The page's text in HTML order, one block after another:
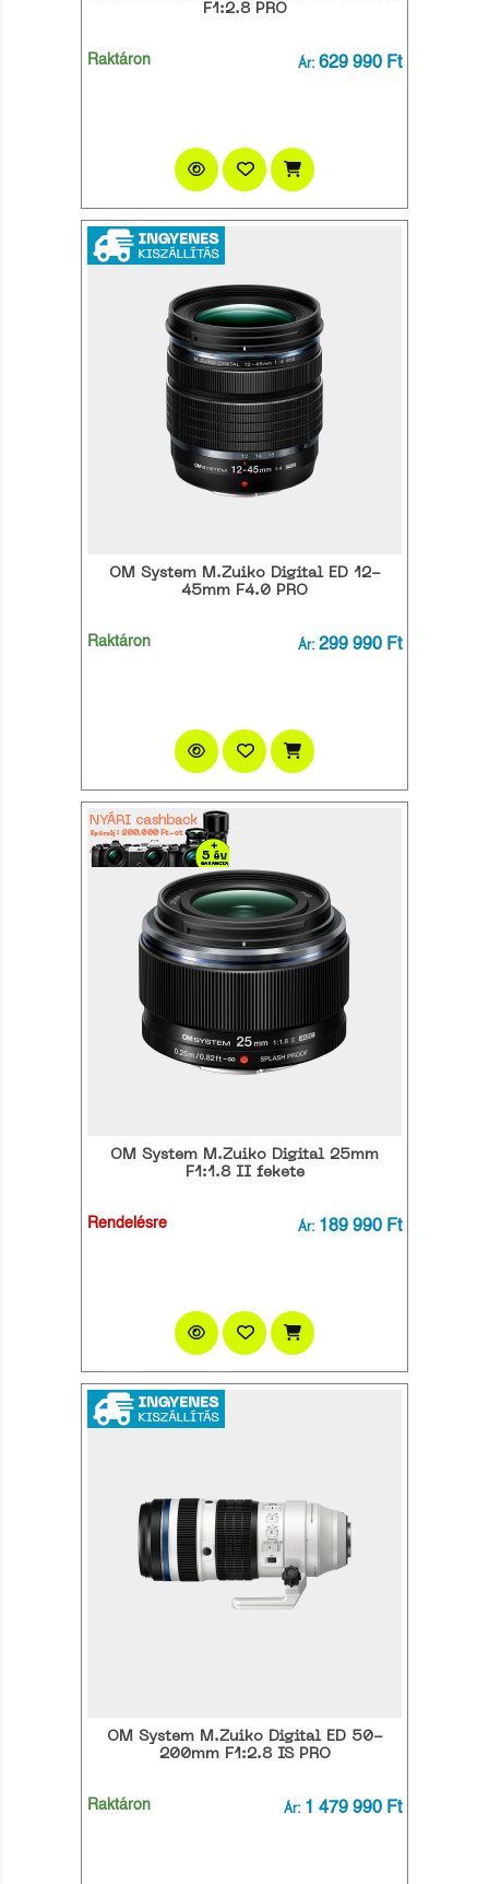
F1:2.8 PRO
Raktáron Ár: 629 990 Ft
OM System M.Zuiko Digital ED 12-
45mm F4.0 PRO
Raktáron Ár: 299 990 Ft
OM System M.Zuiko Digital 25mm
F1:1.8 II fekete
Rendelésre Ár: 189 990 Ft
OM System M.Zuiko Digital ED 50-
200mm F1:2.8 IS PRO
Raktáron Ár: 1 479 990 Ft